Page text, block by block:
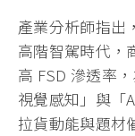
產業分析師指出
高階智駕時代，
高 FSD 滲透率
視覺感知」與「
拉貨動能與題材